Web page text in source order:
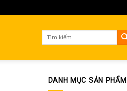
DANH MỤC SẢN PHẨM